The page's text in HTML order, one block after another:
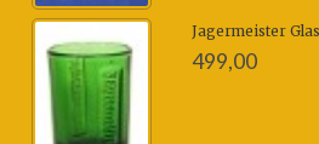
Jagermeister
499,00